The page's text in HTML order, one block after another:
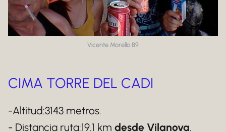
Vicente Morello 89
CIMA TORRE DEL CADI
-Altitud:3143 metros.
- Distancia ruta:19.1 km desde Vilanova.